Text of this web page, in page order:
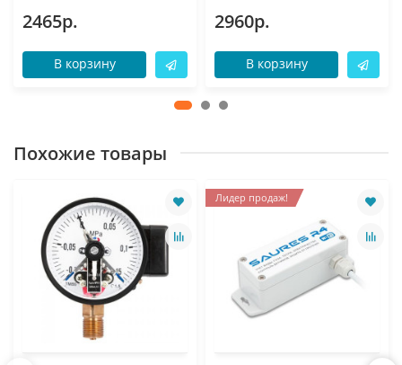
2465р.
В корзину
2960р.
В корзину
Похожие товары
Лидер продаж!